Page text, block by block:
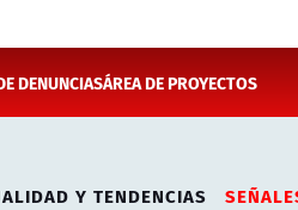
DENUNCIASÁREA DE PROYECTOS
Y TENDENCIAS